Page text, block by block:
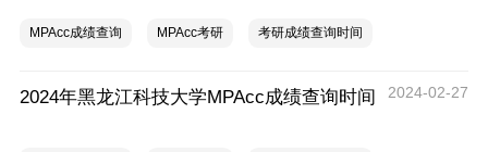
MPAcc成绩查询 MPAcc考研 考研成绩查询时间
2024年黑龙江科技大学MPAcc成绩查询时间 2024-02-27